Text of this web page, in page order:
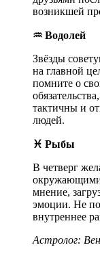
возникшей
♒ Водолей
Звёзды
на главной
помните о
тактичны и
людей.
♓ Рыбы
В четверг
окружающими.
мнение,
эмоции. Не
внутреннее
Астролог: